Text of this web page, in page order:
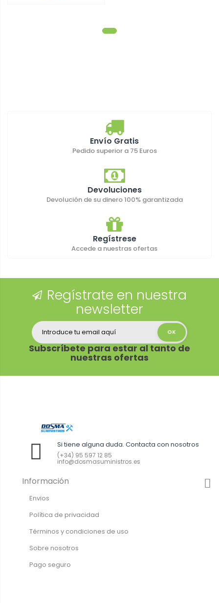
Envío Gratis
Pedido superior a 75 Euros
Devoluciones
Devolución de su dinero 100% garantizada
Regístrese
Accede a nuestras ofertas
Regístrate en nuestra
newsletter
Subscríbete para estar al tanto de
nuestras ofertas
Si tiene alguna duda. Contacta con nosotros
(+34) 95 597 12 85
info@dosmasuministros.es
Información
Envios
Política de privacidad
Términos y condiciones de uso
Sobre nosotros
Pago seguro